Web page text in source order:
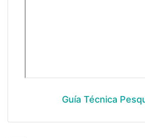
Guía Técnica